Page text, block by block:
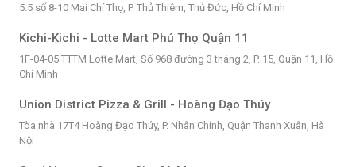
5.5 số 8-10 Mai Chí Thọ, P. Thủ Thiêm, Thủ Đức, Hồ Chí Minh
Kichi-Kichi - Lotte Mart Phú Thọ Quận 11
1F-04-05 TTTM Lotte Mart, Số 968 đường 3 tháng 2, P. 15, Quận 11, Hồ
Chí Minh
Union District Pizza & Grill - Hoàng Đạo Thúy
Tòa nhà 17T4 Hoàng Đạo Thúy, P. Nhân Chính, Quận Thanh Xuân, Hà
Nội